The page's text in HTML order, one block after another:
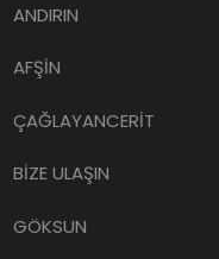
ANDIRIN
AFŞİN
ÇAĞLAYANCERİT
BİZE ULAŞIN
GÖKSUN